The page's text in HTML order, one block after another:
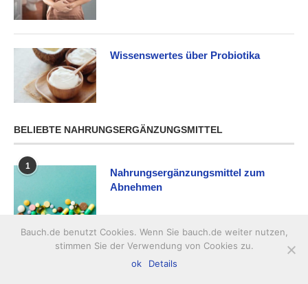
Wissenswertes über Probiotika
BELIEBTE NAHRUNGSERGÄNZUNGSMITTEL
1
Nahrungsergänzungsmittel zum
Abnehmen
Schwangerschaft
Bauch.de benutzt Cookies. Wenn Sie bauch.de weiter nutzen,
stimmen Sie der Verwendung von Cookies zu.
ok
Details